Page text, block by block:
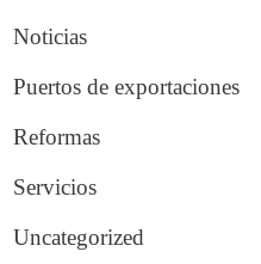
Noticias
Puertos de exportaciones
Reformas
Servicios
Uncategorized